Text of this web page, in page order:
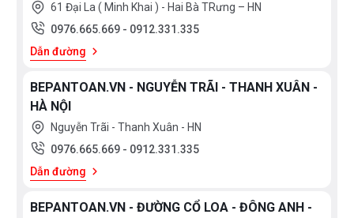
Kết nối
Home Connect
An toàn
AquaStop
Có
61 Đại La ( Minh Khai ) - Hai Bà TRưng – HN
0976.665.669 - 0912.331.335
Dẫn đường
BEPANTOAN.VN - NGUYỄN TRÃI - THANH XUÂN -
HÀ NỘI
Nguyễn Trãi - Thanh Xuân - HN
0976.665.669 - 0912.331.335
Dẫn đường
BEPANTOAN.VN - ĐƯỜNG CỔ LOA - ĐÔNG ANH -